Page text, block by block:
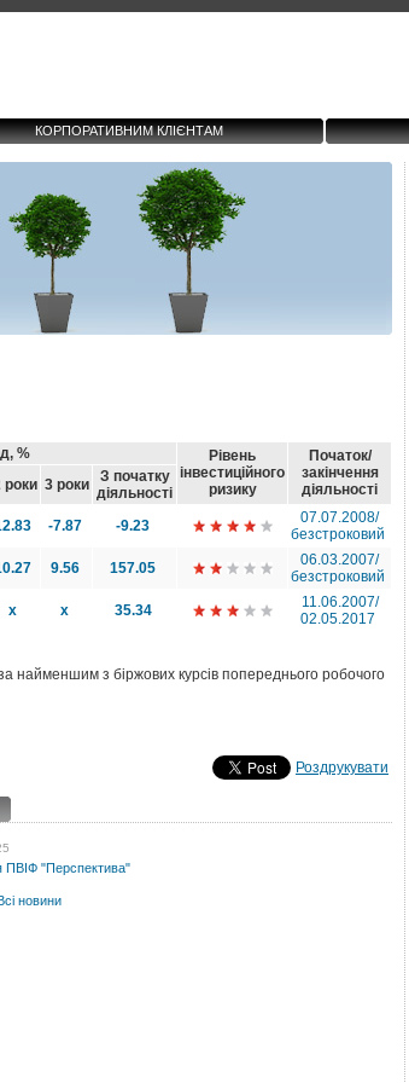
КОРПОРАТИВНИМ КЛІЄНТАМ
%
Рівень
інвестиційного
ризику
Початок/
закінчення
діяльності
роки 3 роки
З початку
діяльності
-7.87 -9.23
07.07.2008/
безстроковий
9.56 157.05
06.03.2007/
безстроковий
x x 35.34
11.06.2007/
02.05.2017
найменшим з біржових курсів попереднього робочого
Роздрукувати
ПВІФ "Перспектива"
новини